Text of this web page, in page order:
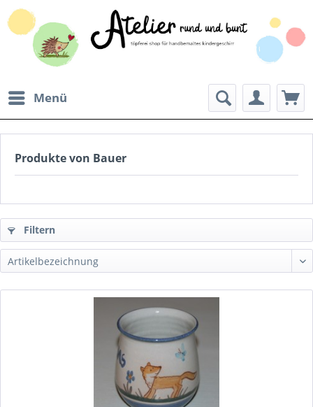
Menü
Produkte von Bauer
Filtern